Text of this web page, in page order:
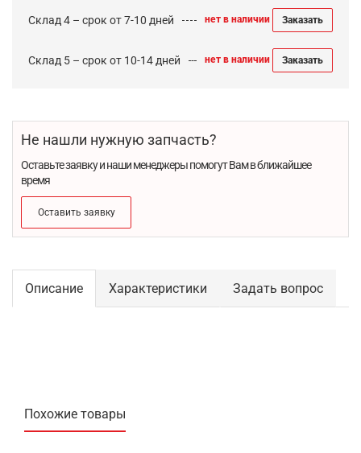
Склад 4 – срок от 7-10 дней нет в наличии Заказать
Склад 5 – срок от 10-14 дней нет в наличии Заказать
Не нашли нужную запчасть?
Оставьте заявку и наши менеджеры помогут Вам в ближайшее
время
Оставить заявку
Описание Характеристики Задать вопрос
Похожие товары